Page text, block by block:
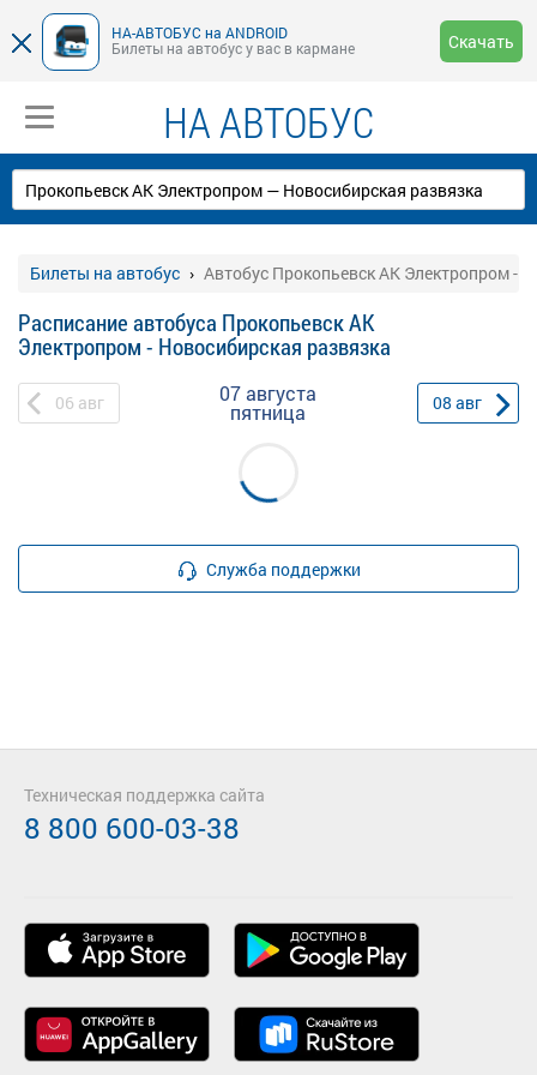
НА-АВТОБУС на ANDROID
Билеты на автобус у вас в кармане
Скачать
НА АВТОБУС
Билеты на автобус Автобус Прокопьевск АК Электропром -
Расписание автобуса Прокопьевск АК
Электропром - Новосибирская развязка
06 авг 07 августа
пятница 08 авг
Служба поддержки
Техническая поддержка сайта
8 800 600-03-38